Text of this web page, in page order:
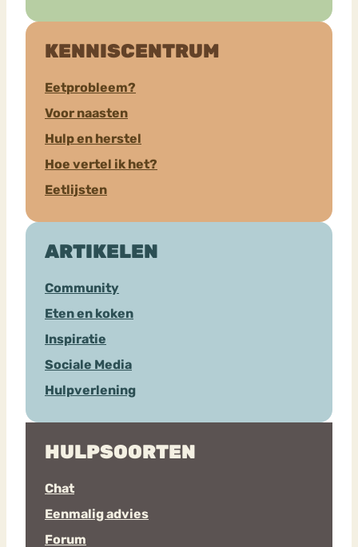
KENNISCENTRUM
Eetprobleem?
Voor naasten
Hulp en herstel
Hoe vertel ik het?
Eetlijsten
ARTIKELEN
Community
Eten en koken
Inspiratie
Sociale Media
Hulpverlening
HULPSOORTEN
Chat
Eenmalig advies
Forum